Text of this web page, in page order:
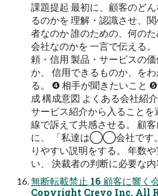
課題提起 最初に、顧客のど
るのかを 理解・認識させ、
者なのか 誰のための、何の
会社なのかを ⼀⾔で伝える
頼・信⽤ 製品・サービスの
か、 信⽤できるものか、を
る。 ❹ 相⼿が聞きたいこと
成 構成意図 よくある会社紹
サービス紹介から⼊ることを
線で訴えて共感させる。 顧
に、 「私達は◯◯会社です
りやすい説明をする。 年数
い、 決裁者の判断に必要な内
無断転載禁⽌ 16 顧客に響く
Copyright Crevo Inc. All